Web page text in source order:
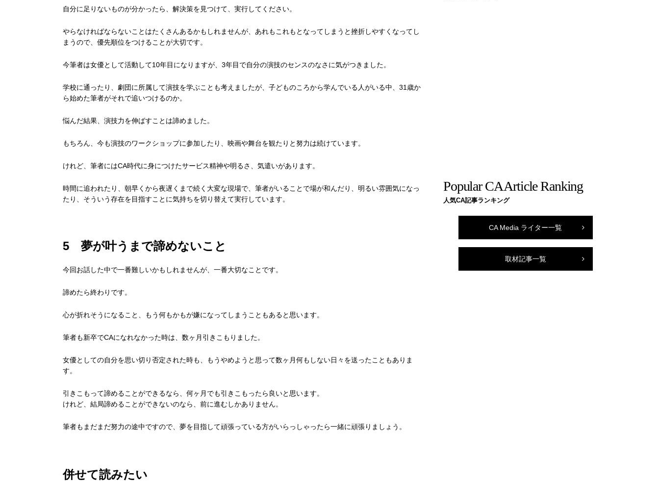
自分に足りないものが分かったら、解決策を見つけて、実行してください。
やらなければならないことはたくさんあるかもしれませんが、あれもこれもとなってしまうと挫折しやすくなってし
まうので、優先順位をつけることが大切です。
今筆者は女優として活動して10年目になりますが、3年目で自分の演技のセンスのなさに気がつきました。
学校に通ったり、劇団に所属して演技を学ぶことも考えましたが、子どものころから学んでいる人がいる中、31歳か
ら始めた筆者がそれで追いつけるのか。
悩んだ結果、演技力を伸ばすことは諦めました。
もちろん、今も演技のワークショップに参加したり、映画や舞台を観たりと努力は続けています。
けれど、筆者にはCA時代に身につけたサービス精神や明るさ、気遣いがあります。
時間に追われたり、朝早くから夜遅くまで続く大変な現場で、筆者がいることで場が和んだり、明るい雰囲気になっ
たり、そういう存在を目指すことに気持ちを切り替えて実行しています。
5 夢が叶うまで諦めないこと
今回お話した中で一番難しいかもしれませんが、一番大切なことです。
諦めたら終わりです。
心が折れそうになること、もう何もかもが嫌になってしまうこともあると思います。
筆者も新卒でCAになれなかった時は、数ヶ月引きこもりました。
女優としての自分を思い切り否定された時も、もうやめようと思って数ヶ月何もしない日々を送ったこともありま
す。
引きこもって諦めることができるなら、何ヶ月でも引きこもったら良いと思います。
けれど、結局諦めることができないのなら、前に進むしかありません。
筆者もまだまだ努力の途中ですので、夢を目指して頑張っている方がいらっしゃったら一緒に頑張りましょう。
併せて読みたい
Popular CA Article Ranking
人気CA記事ランキング
CA Media ライター一覧
取材記事一覧